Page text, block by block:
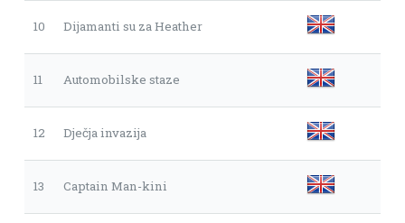
10 Dijamanti su za Heather
11 Automobilske staze
12 Dječja invazija
13 Captain Man-kini